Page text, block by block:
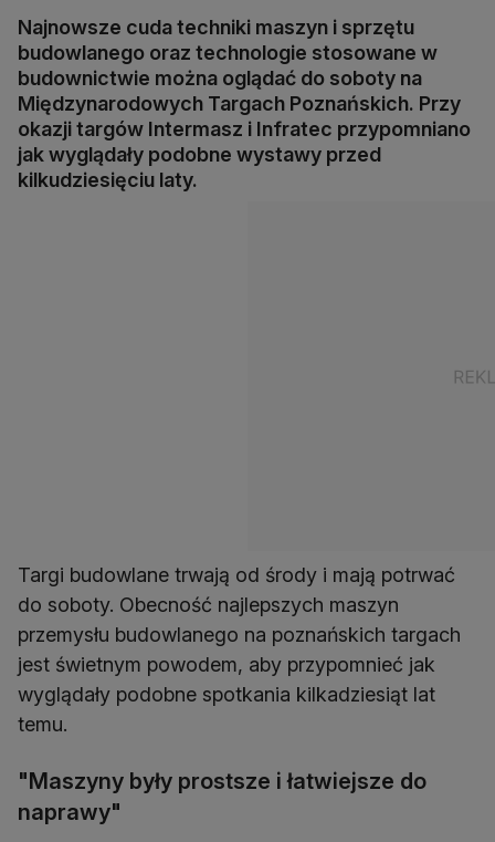
Najnowsze cuda techniki maszyn i sprzętu
budowlanego oraz technologie stosowane w
budownictwie można oglądać do soboty na
Międzynarodowych Targach Poznańskich. Przy
okazji targów Intermasz i Infratec przypomniano
jak wyglądały podobne wystawy przed
kilkudziesięciu laty.
Targi budowlane trwają od środy i mają potrwać
do soboty. Obecność najlepszych maszyn
przemysłu budowlanego na poznańskich targach
jest świetnym powodem, aby przypomnieć jak
wyglądały podobne spotkania kilkadziesiąt lat
temu.
"Maszyny były prostsze i łatwiejsze do
naprawy"